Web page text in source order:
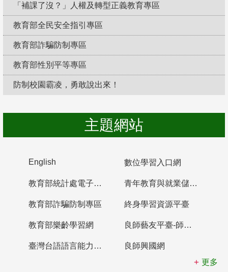
「補課了沒？」人權及轉型正義教育專區
教育部全民安全指引專區
教育部詐騙防制專區
教育部性別平等專區
防制校園霸凌，勇敢說出來！
主題網站
English 數位學習入口網
教育部統計處電子書櫃 青年教育與就業儲蓄帳戶
教育部詐騙防制專區 終身學習資源平臺
教育部樂齡學習網 良師藝友平臺-師資培育整合平臺
臺灣台語語言能力認證網站
良師興國網
更多